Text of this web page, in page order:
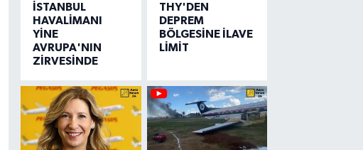
İSTANBUL
HAVALİMANI
YİNE
AVRUPA'NIN
ZİRVESİNDE
THY'DEN
DEPREM
BÖLGESİNE İLAVE
LİMİT